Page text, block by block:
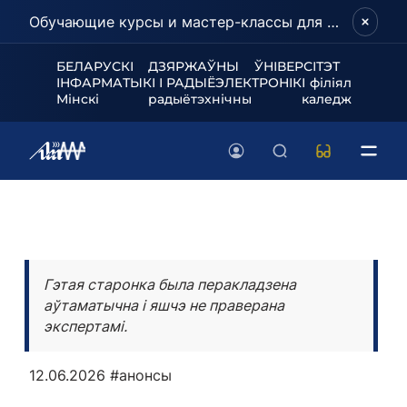
Обучающие курсы и мастер-классы для школьников и абитуриентов!
БЕЛАРУСКІ ДЗЯРЖАЎНЫ ЎНІВЕРСІТЭТ
ІНФАРМАТЫКІ І РАДЫЁЭЛЕКТРОНІКІ філіял
Мінскі радыётэхнічны каледж
Гэтая старонка была перакладзена
аўтаматычна і яшчэ не праверана
экспертамі.
12.06.2026 #анонсы